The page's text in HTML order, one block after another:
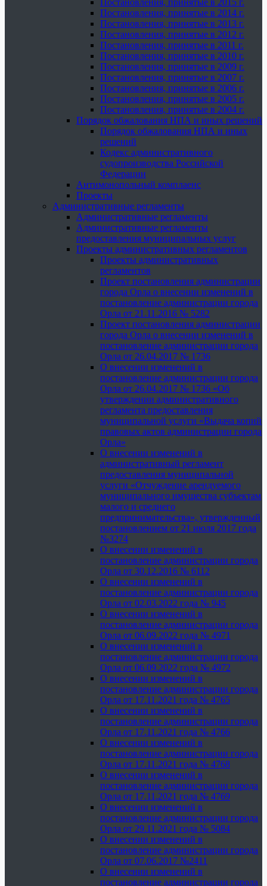
Постановления, принятые в 2015 г.
Постановления, принятые в 2014 г.
Постановления, принятые в 2013 г.
Постановления, принятые в 2012 г.
Постановления, принятые в 2011 г.
Постановления, принятые в 2010 г.
Постановления, принятые в 2009 г.
Постановления, принятые в 2007 г.
Постановления, принятые в 2006 г.
Постановления, принятые в 2005 г.
Постановления, принятые в 2004 г.
Порядок обжалования НПА и иных решений
Порядок обжалования НПА и иных
решений
Кодекс административного
судопроизводства Российской
Федерации
Антимонопольный комплаенс
Проекты
Административные регламенты
Административные регламенты
Административные регламенты
предоставления муниципальных услуг
Проекты административных регламентов
Проекты административных
регламентов
Проект постановления администрации
города Орла о внесении изменений в
постановление администрации города
Орла от 21.11.2016 № 5282
Проект постановления администрации
города Орла о внесении изменений в
постановление администрации города
Орла от 26.04.2017 № 1736
О внесении изменений в
постановление администрации города
Орла от 26.04.2017 № 1736 «Об
утверждении административного
регламента предоставления
муниципальной услуги «Выдача копий
правовых актов администрации города
Орла»
О внесении изменений в
административный регламент
предоставления муниципальной
услуги «Отчуждение арендуемого
муниципального имущества субъектам
малого и среднего
предпринимательства», утвержденный
постановлением от 21 июля 2017 года
№3274
О внесении изменений в
постановление администрации города
Орла от 30.12.2016 № 6112
О внесении изменений в
постановление администрации города
Орла от 02.03.2022 года № 945
О внесении изменений в
постановление администрации города
Орла от 06.09.2022 года № 4971
О внесении изменений в
постановление администрации города
Орла от 06.09.2022 года № 4972
О внесении изменений в
постановление администрации города
Орла от 17.11.2021 года № 4765
О внесении изменений в
постановление администрации города
Орла от 17.11.2021 года № 4766
О внесении изменений в
постановление администрации города
Орла от 17.11.2021 года № 4768
О внесении изменений в
постановление администрации города
Орла от 17.11.2021 года № 4769
О внесении изменений в
постановление администрации города
Орла от 29.11.2021 года № 5084
О внесении изменений в
постановление администрации города
Орла от 07.06.2017 №2411
О внесении изменений в
постановление администрации города